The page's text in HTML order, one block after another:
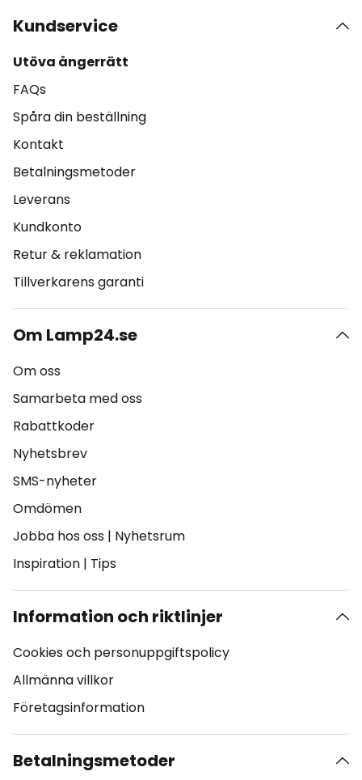
Kundservice
Utöva ångerrätt
FAQs
Spåra din beställning
Kontakt
Betalningsmetoder
Leverans
Kundkonto
Retur & reklamation
Tillverkarens garanti
Om Lamp24.se
Om oss
Samarbeta med oss
Rabattkoder
Nyhetsbrev
SMS-nyheter
Omdömen
Jobba hos oss | Nyhetsrum
Inspiration | Tips
Information och riktlinjer
Cookies och personuppgiftspolicy
Allmänna villkor
Företagsinformation
Betalningsmetoder